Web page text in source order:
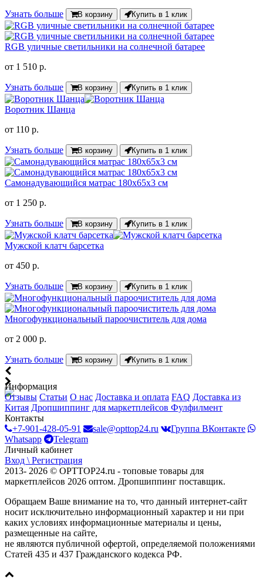
Узнать больше В корзину Купить в 1 клик
RGB уличные светильники на солнечной батарее
от 1 510 р.
Узнать больше В корзину Купить в 1 клик
Воротник Шанца
от 110 р.
Узнать больше В корзину Купить в 1 клик
Самонадувающийся матрас 180х65х3 см
от 1 250 р.
Узнать больше В корзину Купить в 1 клик
Мужской клатч барсетка
от 450 р.
Узнать больше В корзину Купить в 1 клик
Многофункциональный пароочиститель для дома
от 2 000 р.
Узнать больше В корзину Купить в 1 клик
Информация
Отзывы Статьи О нас Доставка и оплата FAQ Доставка из
Китая Дропшиппинг для маркетплейсов Фулфилмент
Контакты
+7-901-428-05-91
sale@opttop24.ru
Группа ВКонтакте
Whatsapp
Telegram
Личный кабинет
Вход \ Регистрация
2013- 2026 © OPTTOP24.ru - топовые товары для
маркетплейсов 2026 оптом. Дропшиппинг поставщик.
Обращаем Ваше внимание на то, что данный интернет-сайт
носит исключительно информационный характер и ни при
каких условиях информационные материалы и цены,
размещенные на сайте,
не являются публичной офертой, определяемой положениями
Статей 435 и 437 Гражданского кодекса РФ.